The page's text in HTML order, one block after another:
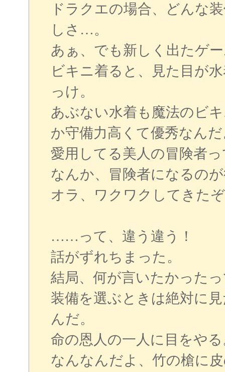
ドラクエの場合、どんな
しさ…。
あぁ、でも新しく出たゲ
ビキニ着ると、見た目が
っけ。
あぶない水着も魔法のビ
か守備力高くて優秀なん
愛用してる美人の冒険者
なんか、冒険者になるの
オラ、ワクワクしてきた
……って、違う違う！
話がずれちまった。
結局、何が言いたかった
装備を選ぶときは絶対に
んだ。
命の恩人の一人に目をや
なんなんだよ、竹の槍に